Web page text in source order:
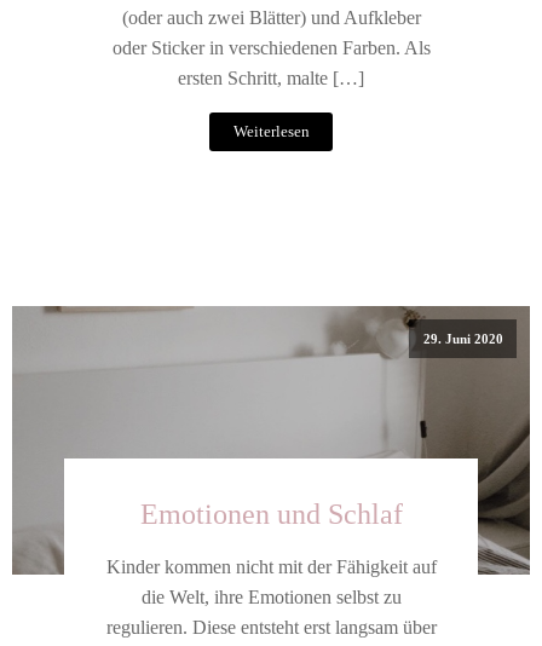
(oder auch zwei Blätter) und Aufkleber
oder Sticker in verschiedenen Farben. Als
ersten Schritt, malte […]
Weiterlesen
29. Juni 2020
Emotionen und Schlaf
Kinder kommen nicht mit der Fähigkeit auf
die Welt, ihre Emotionen selbst zu
regulieren. Diese entsteht erst langsam über